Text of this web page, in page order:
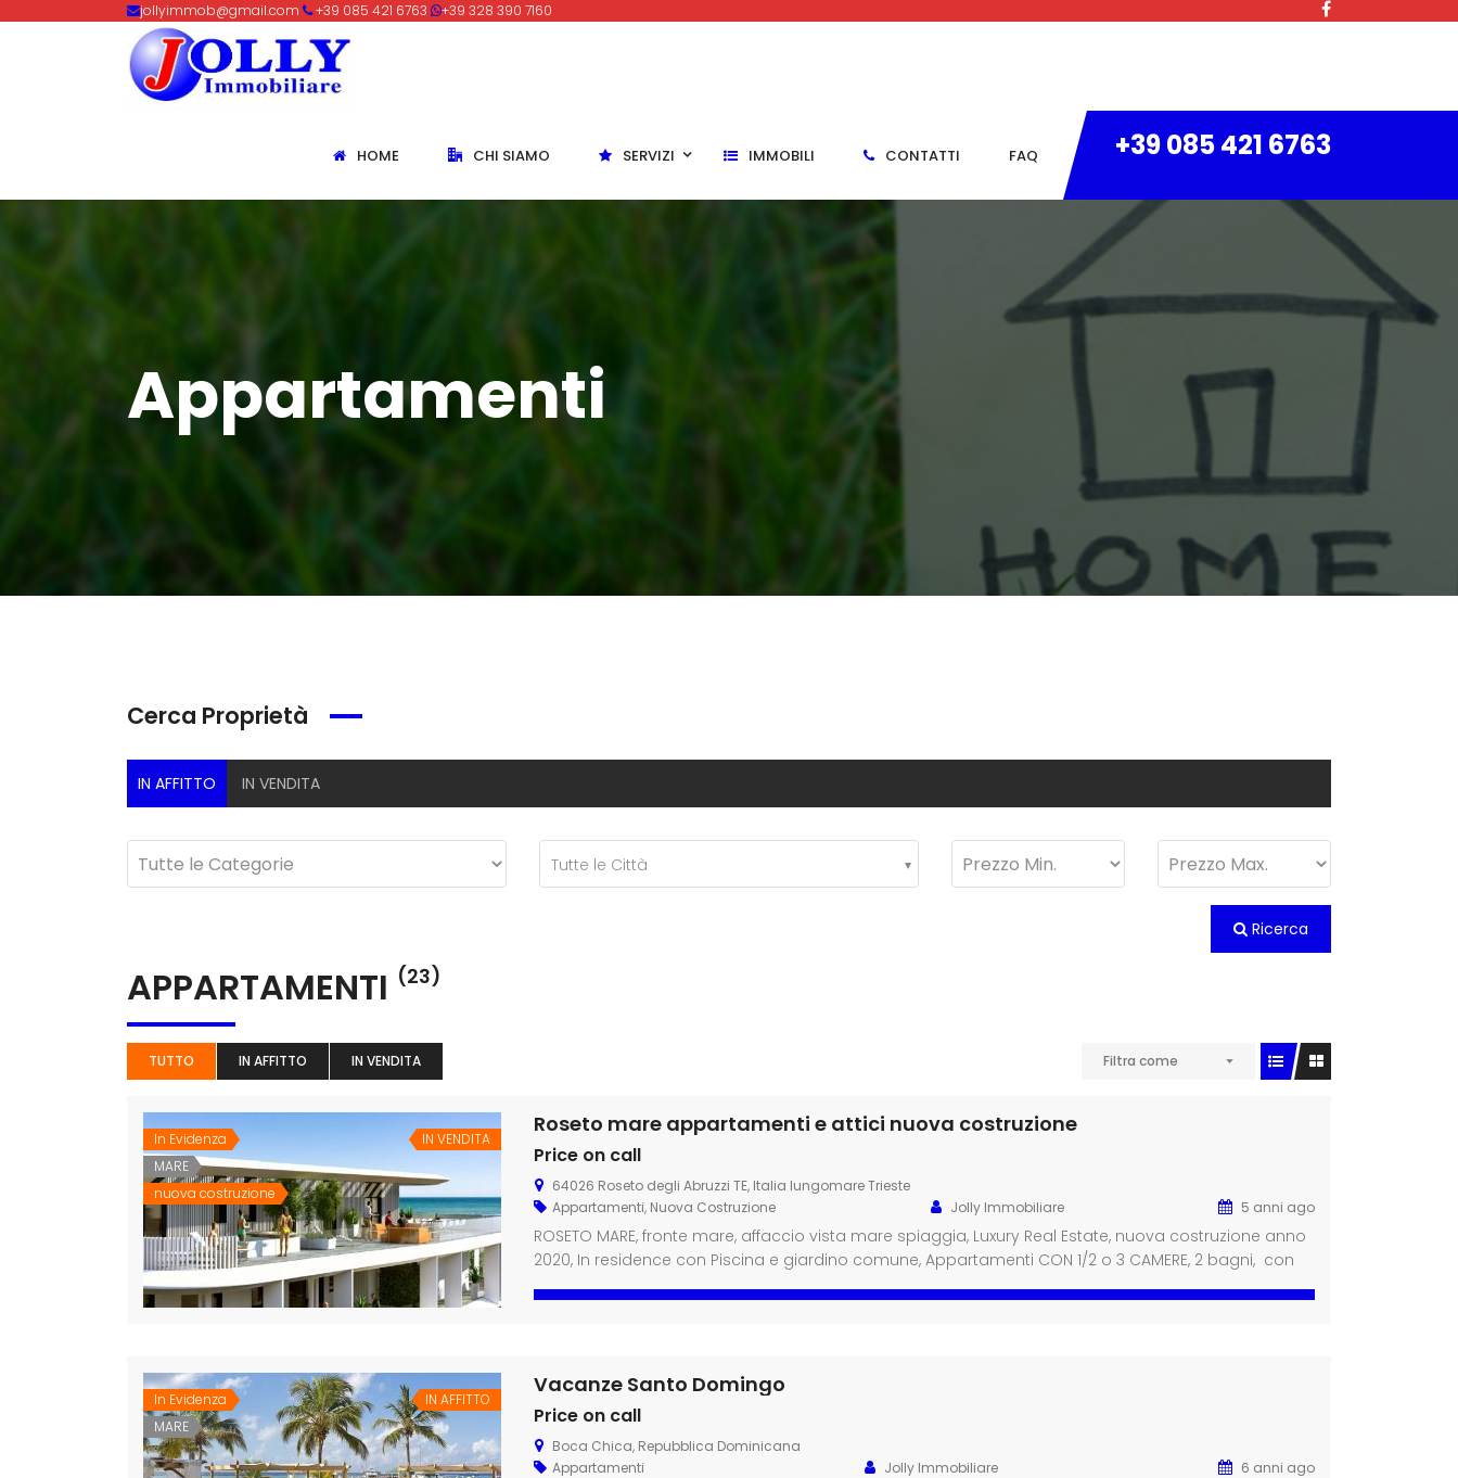
jollyimmob@gmail.com +39 085 421 6763 +39 328 390 7160
HOME CHI SIAMO SERVIZI IMMOBILI CONTATTI FAQ +39 085 421 6763
Appartamenti
Cerca Proprietà
IN AFFITTO IN VENDITA
Tutte le Città
Ricerca
APPARTAMENTI (23)
TUTTO IN AFFITTO IN VENDITA Filtra come
In Evidenza
MARE
nuova costruzione
IN VENDITA
Roseto mare appartamenti e attici nuova costruzione
Price on call
64026 Roseto degli Abruzzi TE, Italia lungomare Trieste
Appartamenti, Nuova Costruzione Jolly Immobiliare 5 anni ago
ROSETO MARE, fronte mare, affaccio vista mare spiaggia, Luxury Real Estate, nuova costruzione anno
2020, In residence con Piscina e giardino comune, Appartamenti CON 1/2 o 3 CAMERE, 2 bagni, con
terrazzi piani 1°/2° e attici Bilocali a partire da € 163.000 Trilocali a partire da € 233.000 4 locali a
In Evidenza
MARE
IN AFFITTO
Vacanze Santo Domingo
Price on call
Boca Chica, Repubblica Dominicana
Appartamenti
Jolly Immobiliare 6 anni ago